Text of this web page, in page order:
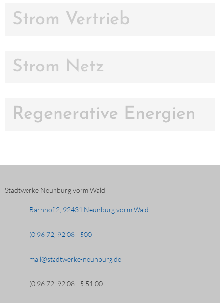
Strom Vertrieb
Strom Netz
Regenerative Energien
Stadtwerke Neunburg vorm Wald
Bärnhof 2, 92431 Neunburg vorm Wald
(0 96 72) 92 08 - 500
mail@stadtwerke-neunburg.de
(0 96 72) 92 08 - 5 51 00